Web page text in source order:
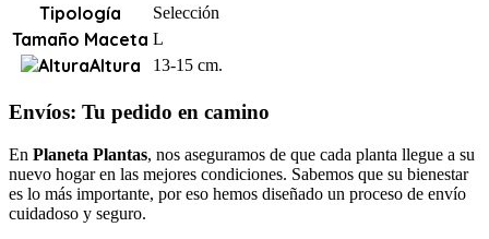
Tipología Selección
Tamaño Maceta L
Altura 13-15 cm.
Envíos: Tu pedido en camino
En Planeta Plantas, nos aseguramos de que cada planta llegue a su
nuevo hogar en las mejores condiciones. Sabemos que su bienestar
es lo más importante, por eso hemos diseñado un proceso de envío
cuidadoso y seguro.